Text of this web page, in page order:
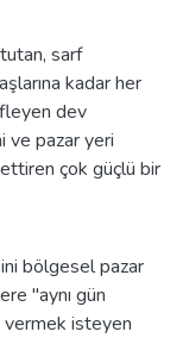
sarf
kadar her
dev
ve pazar yeri
çok güçlü bir
bölgesel pazar
"aynı gün
isteyen